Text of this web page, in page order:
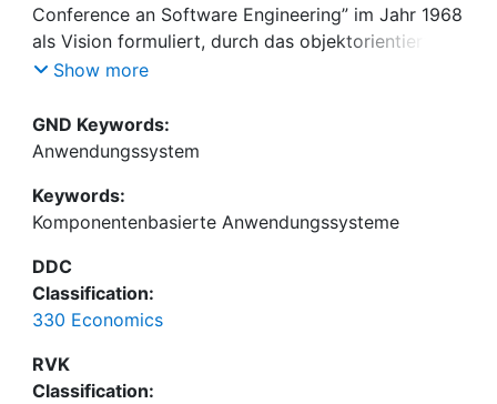
Conference an Software Engineering” im Jahr 1968
als Vision formuliert, durch das objektorientierte
Paradigma Mitte der 80er Jahre konzeptuell
softwaretechnische Plattformen unterstützt, stehen
komponentenbasierte Anwendungssysteme
Metapher des Software-IC, wonach
Anwendungssysteme analog zu Rechnersystemen
aus standardisierten, flexibel konfigurierbaren
Bausteinen und Baugruppen zusammengesetzt
werden sollen, bestimmt noch längst nicht den
Alltag der Softwareentwicklung.
Show more
GND Keywords:
Anwendungssystem
Keywords:
Komponentenbasierte Anwendungssysteme
DDC
Classification:
330 Economics
RVK
Classification: